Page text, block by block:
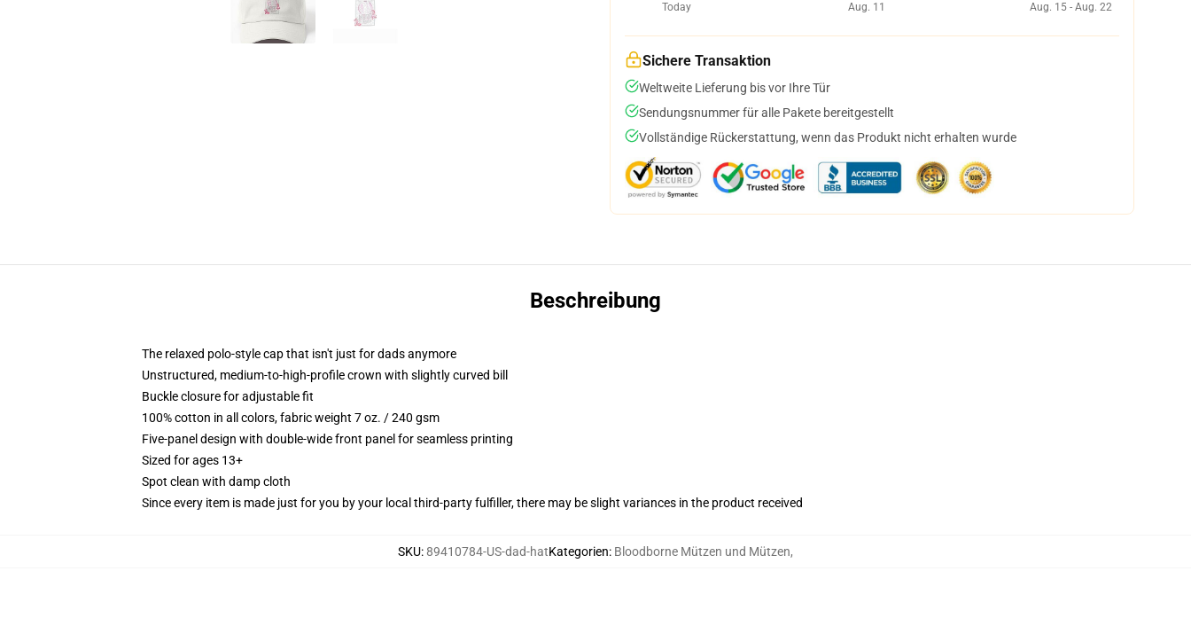
Today
Aug. 11
Aug. 15 - Aug. 22
Sichere Transaktion
Weltweite Lieferung bis vor Ihre Tür
Sendungsnummer für alle Pakete bereitgestellt
Vollständige Rückerstattung, wenn das Produkt nicht erhalten wurde
Beschreibung
The relaxed polo-style cap that isn't just for dads anymore
Unstructured, medium-to-high-profile crown with slightly curved bill
Buckle closure for adjustable fit
100% cotton in all colors, fabric weight 7 oz. / 240 gsm
Five-panel design with double-wide front panel for seamless printing
Sized for ages 13+
Spot clean with damp cloth
Since every item is made just for you by your local third-party fulfiller, there may be slight variances in the product received
SKU:89410784-US-dad-hatKategorien: Bloodborne Mützen und Mützen,